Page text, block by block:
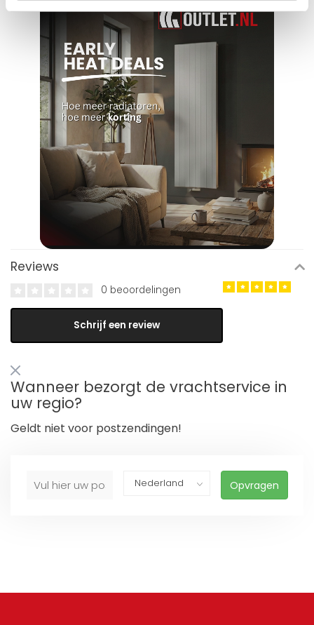
Reviews
0 beoordelingen
Schrijf een review
Wanneer bezorgt de vrachtservice in
uw regio?
Geldt niet voor postzendingen!
Opvragen